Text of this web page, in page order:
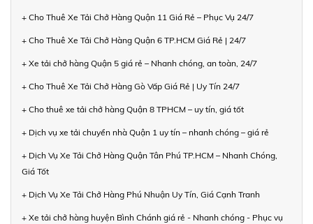
+ Cho Thuê Xe Tải Chở Hàng Quận 11 Giá Rẻ – Phục Vụ 24/7
+ Cho Thuê Xe Tải Chở Hàng Quận 6 TP.HCM Giá Rẻ | 24/7
+ Xe tải chở hàng Quận 5 giá rẻ – Nhanh chóng, an toàn, 24/7
+ Cho Thuê Xe Tải Chở Hàng Gò Vấp Giá Rẻ | Uy Tín 24/7
+ Cho thuê xe tải chở hàng Quận 8 TPHCM – uy tín, giá tốt
+ Dịch vụ xe tải chuyển nhà Quận 1 uy tín – nhanh chóng – giá rẻ
+ Dịch Vụ Xe Tải Chở Hàng Quận Tân Phú TP.HCM – Nhanh Chóng,
Giá Tốt
+ Dịch Vụ Xe Tải Chở Hàng Phú Nhuận Uy Tín, Giá Cạnh Tranh
+ Xe tải chở hàng huyện Bình Chánh giá rẻ - Nhanh chóng - Phục vụ